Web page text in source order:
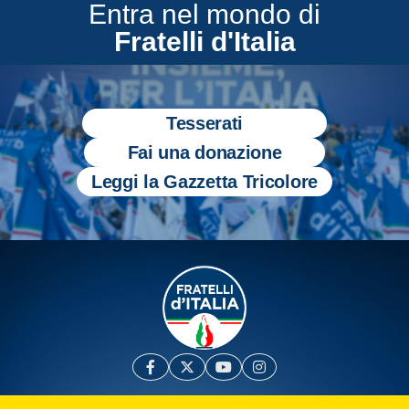
Entra nel mondo di
Fratelli d'Italia
Tesserati
Fai una donazione
Leggi la Gazzetta Tricolore